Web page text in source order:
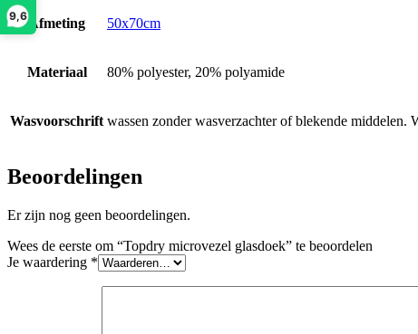
9,6Afmeting 50x70cm
Materiaal 80% polyester, 20% polyamide
Wasvoorschrift wassen zonder wasverzachter of blekende middelen.
Beoordelingen
Er zijn nog geen beoordelingen.
Wees de eerste om “Topdry microvezel glasdoek” te beoordelen
Je waardering *